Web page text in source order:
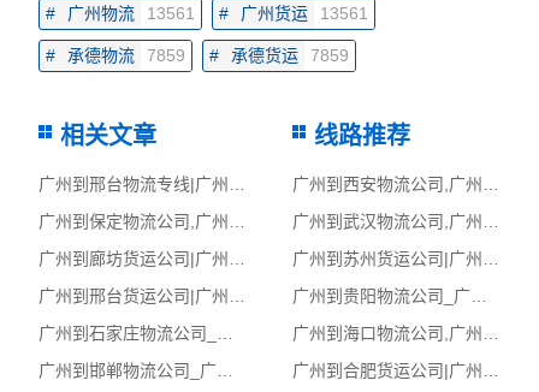
# 广州物流 13561 # 广州货运 13561
# 承德物流 7859 # 承德货运 7859
相关文章 线路推荐